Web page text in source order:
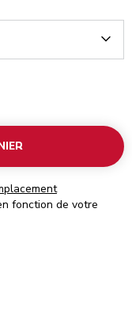
fonction de votre